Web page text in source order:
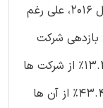
نظرسنجی استفاده از ارتباطات ژاپن در سال 2016، علی رغم
شرکت
های ژاپنی از طریق دورکاری بالاست؛ فقط 13.2% از شرکت ها
دروکاری را معرفی کرده بودند، علاوه براین 43.4% از آن ها